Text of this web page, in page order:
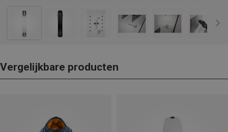
Vergelijkbare producten